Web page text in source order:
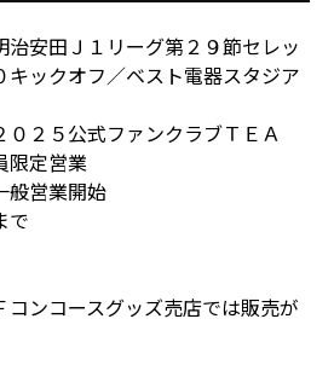
安田Ｊ１リーグ第２９節セレッ
キックオフ／ベスト電器スタジア
２５公式ファンクラブＴＥＡ
定営業
営業開始
で
ンコースグッズ売店では販売が